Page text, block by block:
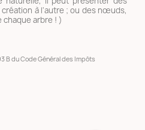
à l'autre ; ou des nœuds,
chaque arbre ! )
B du Code Général des Impôts